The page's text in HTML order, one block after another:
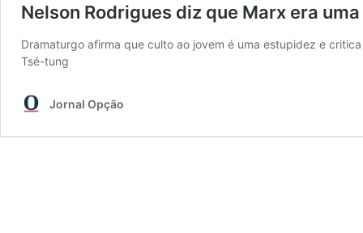
Nelson Rodrigues diz que Marx era
Dramaturgo afirma que culto ao jovem é uma estupidez e
Tsé-tung
Jornal Opção